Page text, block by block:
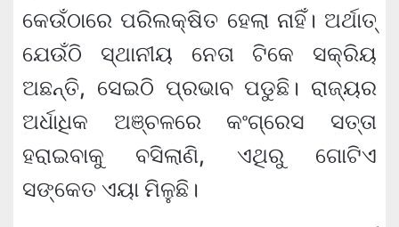
କେଉଁଠାରେ ପରିଲକ୍ଷିତ ହେଲା ନାହିଁ। ଅର୍ଥାତ୍
ଯେଉଁଠି ସ୍ଥାନୀୟ ନେତା ଟିକେ ସକ୍ରିୟ
ଅଛନ୍ତି, ସେଇଠି ପ୍ରଭାବ ପଡୁଛି। ରାଜ୍ୟର
ଅର୍ଧାଧିକ ଅଞ୍ଚଳରେ କଂଗ୍ରେସ ସତ୍ତା
ହରାଇବାକୁ ବସିଲାଣି, ଏଥିରୁ ଗୋଟିଏ
ସଙ୍କେତ ଏୟା ମିଳୁଛି।